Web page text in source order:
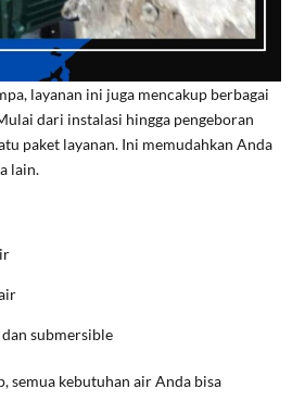
layanan ini juga mencakup berbagai
dari instalasi hingga pengeboran
paket layanan. Ini memudahkan Anda
lain.
submersible
semua kebutuhan air Anda bisa